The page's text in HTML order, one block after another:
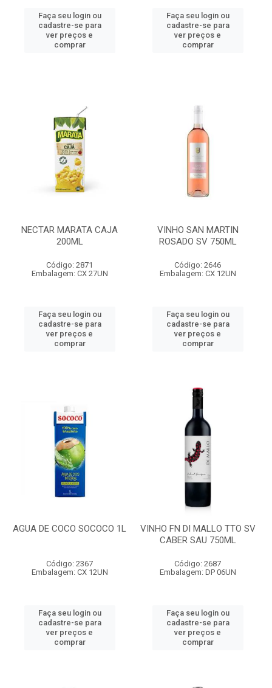
Faça seu login ou
cadastre-se para
ver preços e
comprar
Faça seu login ou
cadastre-se para
ver preços e
comprar
NECTAR MARATA CAJA
200ML
Código: 2871
Embalagem: CX 27UN
Faça seu login ou
cadastre-se para
ver preços e
comprar
VINHO SAN MARTIN
ROSADO SV 750ML
Código: 2646
Embalagem: CX 12UN
Faça seu login ou
cadastre-se para
ver preços e
comprar
AGUA DE COCO SOCOCO 1L
Código: 2367
Embalagem: CX 12UN
Faça seu login ou
cadastre-se para
ver preços e
comprar
VINHO FN DI MALLO TTO SV
CABER SAU 750ML
Código: 2687
Embalagem: DP 06UN
Faça seu login ou
cadastre-se para
ver preços e
comprar